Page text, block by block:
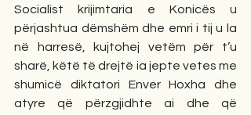
Socialist krijimtaria e Konicës u
përjashtua dëmshëm dhe emri i tij u la
në harresë, kujtohej vetëm për t’u
sharë, këtë të drejtë ia jepte vetes me
shumicë diktatori Enver Hoxha dhe
atyre që përzgjidhte ai dhe që